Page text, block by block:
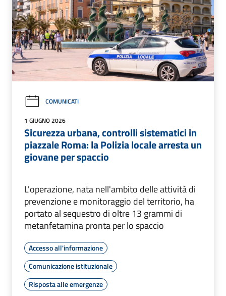
COMUNICATI
1 GIUGNO 2026
Sicurezza urbana, controlli sistematici in
piazzale Roma: la Polizia locale arresta un
giovane per spaccio
L'operazione, nata nell'ambito delle attività di
prevenzione e monitoraggio del territorio, ha
portato al sequestro di oltre 13 grammi di
metanfetamina pronta per lo spaccio
Accesso all'informazione
Comunicazione istituzionale
Risposta alle emergenze